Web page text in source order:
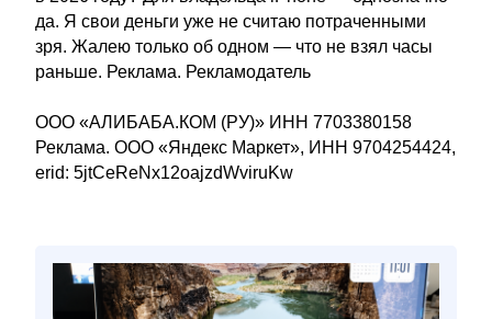
да. Я свои деньги уже не считаю потраченными
зря. Жалею только об одном — что не взял часы
раньше. Реклама. Рекламодатель
ООО «АЛИБАБА.КОМ (РУ)» ИНН 7703380158
Реклама. ООО «Яндекс Маркет», ИНН 9704254424,
erid: 5jtCeReNx12oajzdWviruKw